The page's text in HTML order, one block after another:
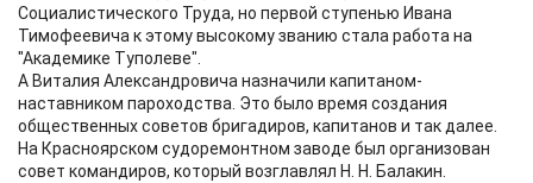
Социалистического Труда, но первой ступенью Ивана
Тимофеевича к этому высокому званию стала работа на
"Академике Туполеве".
А Виталия Александровича назначили капитаном-
наставником пароходства. Это было время создания
общественных советов бригадиров, капитанов и так далее.
На Красноярском судоремонтном заводе был организован
совет командиров, который возглавлял Н. Н. Балакин.